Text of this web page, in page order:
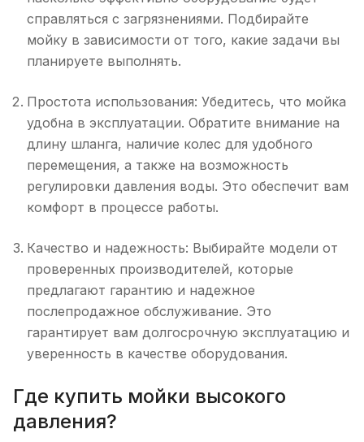
справляться с загрязнениями. Подбирайте
мойку в зависимости от того, какие задачи вы
планируете выполнять.
Простота использования: Убедитесь, что мойка
удобна в эксплуатации. Обратите внимание на
длину шланга, наличие колес для удобного
перемещения, а также на возможность
регулировки давления воды. Это обеспечит вам
комфорт в процессе работы.
Качество и надежность: Выбирайте модели от
проверенных производителей, которые
предлагают гарантию и надежное
послепродажное обслуживание. Это
гарантирует вам долгосрочную эксплуатацию и
уверенность в качестве оборудования.
Где купить мойки высокого
давления?